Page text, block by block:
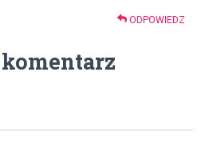
ODPOWIEDZ